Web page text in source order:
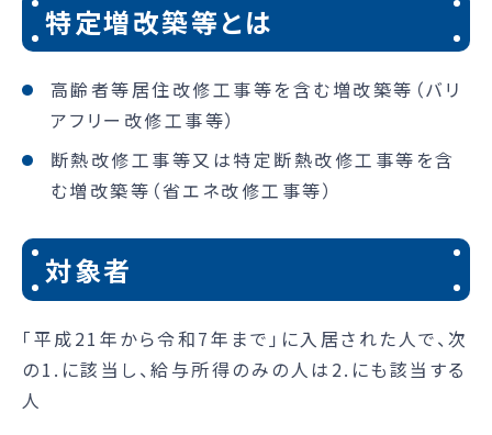
特定増改築等とは
高齢者等居住改修工事等を含む増改築等（バリ
アフリー改修工事等）
断熱改修工事等又は特定断熱改修工事等を含
む増改築等（省エネ改修工事等）
対象者
「平成21年から令和7年まで」に入居された人で、次
の1.に該当し、給与所得のみの人は2.にも該当する
人